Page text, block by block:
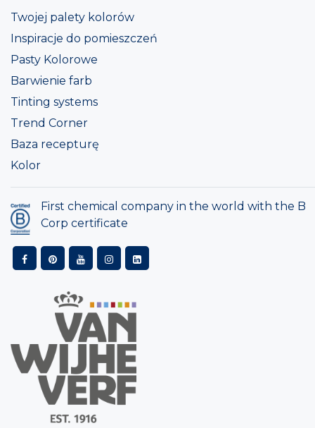
Twojej palety kolorów
Inspiracje do pomieszczeń
Pasty Kolorowe
Barwienie farb
Tinting systems
Trend Corner
Baza recepturę
Kolor
First chemical company in the world with the B
Corp certificate